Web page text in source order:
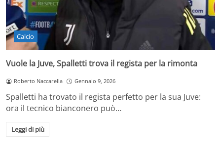
Calcio
Vuole la Juve, Spalletti trova il regista per la rimonta
Roberto Naccarella Gennaio 9, 2026
Spalletti ha trovato il regista perfetto per la sua Juve:
ora il tecnico bianconero può…
Leggi di più